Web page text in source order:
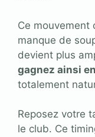
Ce mouvement
manque de
devient plus
gagnez ainsi
totalement
Reposez votre
le club. Ce